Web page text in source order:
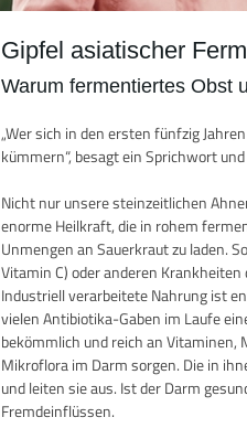
Gipfel asiatischer
Warum fermentiertes Obst
„Wer sich in den ersten fünfzig
kümmern“, besagt ein Sprichwort
Nicht nur unsere steinzeitlichen
enorme Heilkraft, die in rohem
Unmengen an Sauerkraut zu laden.
Vitamin C) oder anderen
Industriell verarbeitete Nahrung ist
vielen Antibiotika-Gaben im Laufe
bekömmlich und reich an
Mikroflora im Darm sorgen. Die in
und leiten sie aus. Ist der Darm
Fremdeinflüssen.